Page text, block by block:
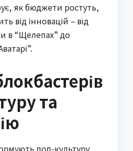
як бюджети ростуть,
від інновацій – від
в “Щелепах” до
та
поп-культуру,